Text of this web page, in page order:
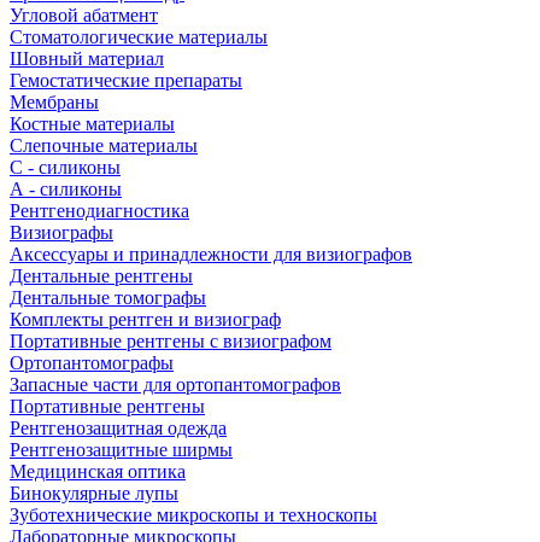
Угловой абатмент
Стоматологические материалы
Шовный материал
Гемостатические препараты
Мембраны
Костные материалы
Слепочные материалы
C - силиконы
А - силиконы
Рентгенодиагностика
Визиографы
Аксессуары и принадлежности для визиографов
Дентальные рентгены
Дентальные томографы
Комплекты рентген и визиограф
Портативные рентгены с визиографом
Ортопантомографы
Запасные части для ортопантомографов
Портативные рентгены
Рентгенозащитная одежда
Рентгенозащитные ширмы
Медицинская оптика
Бинокулярные лупы
Зуботехнические микроскопы и техноскопы
Лабораторные микроскопы